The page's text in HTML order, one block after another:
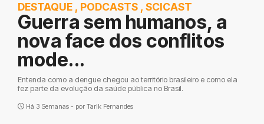
DESTAQUE , PODCASTS , SCICAST
Guerra sem humanos, a
nova face dos conflitos
mode...
Entenda como a dengue chegou ao território brasileiro e como ela
fez parte da evolução da saúde pública no Brasil.
Há 3 Semanas - por Tarik Fernandes